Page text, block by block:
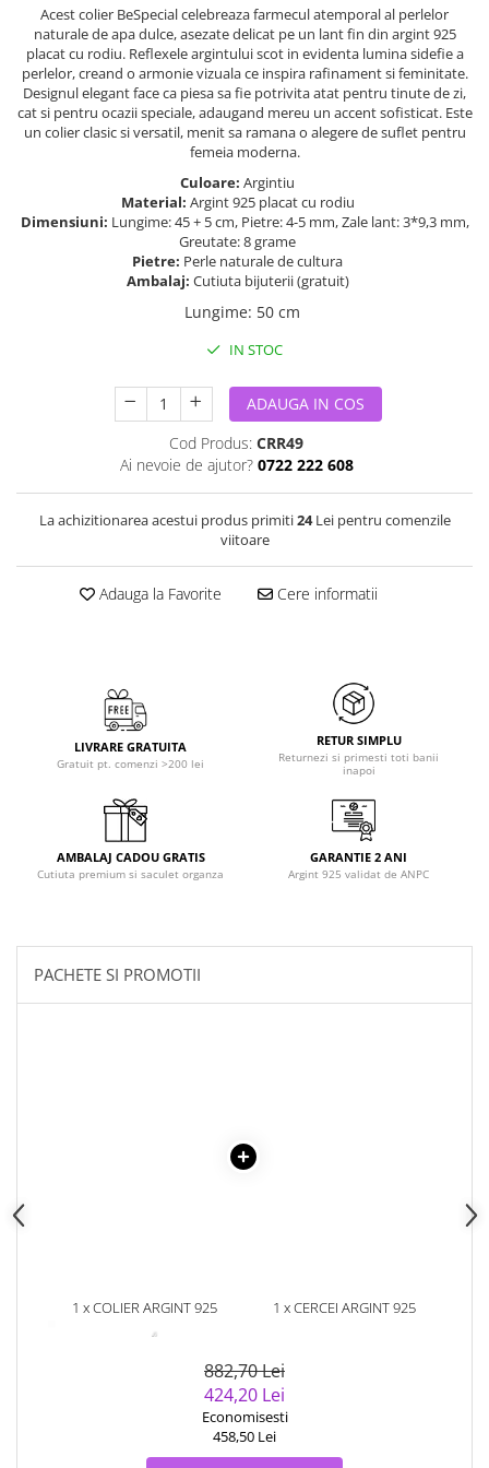
Acest colier BeSpecial celebreaza farmecul atemporal al perlelor
naturale de apa dulce, asezate delicat pe un lant fin din argint 925
placat cu rodiu. Reflexele argintului scot in evidenta lumina sidefie a
perlelor, creand o armonie vizuala ce inspira rafinament si feminitate.
Designul elegant face ca piesa sa fie potrivita atat pentru tinute de zi,
cat si pentru ocazii speciale, adaugand mereu un accent sofisticat. Este
un colier clasic si versatil, menit sa ramana o alegere de suflet pentru
femeia moderna.
Culoare: Argintiu
Material: Argint 925 placat cu rodiu
Dimensiuni: Lungime: 45 + 5 cm, Pietre: 4-5 mm, Zale lant: 3*9,3 mm,
Greutate: 8 grame
Pietre: Perle naturale de cultura
Ambalaj: Cutiuta bijuterii (gratuit)
Lungime: 50 cm
IN STOC
ADAUGA IN COS
Cod Produs: CRR49
Ai nevoie de ajutor? 0722 222 608
La achizitionarea acestui produs primiti24Lei pentru comenzile
viitoare
Adauga la Favorite Cere informatii
LIVRARE GRATUITA
Gratuit pt. comenzi >200 lei
RETUR SIMPLU
Returnezi si primesti toti banii
inapoi
AMBALAJ CADOU GRATIS
Cutiuta premium si saculet organza
GARANTIE 2 ANI
Argint 925 validat de ANPC
PACHETE SI PROMOTII
1 x COLIER ARGINT 925
1 x CERCEI ARGINT 925
882,70 Lei
424,20 Lei
Economisesti
458,50 Lei